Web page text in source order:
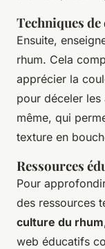
Techniques
Ensuite,
rhum. Cela
apprécier la
pour déceler
même, qui
texture en
Ressources
Pour
des ressources
culture du rhum
web éducatifs